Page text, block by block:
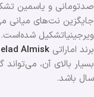
صدتومانی و یاسمین
جایگزین نت‌های میانی
ویرجینیاتشکیل شده‌است.
برند اماراتی Almisk
بسیار بالای آن،
سال باشد.